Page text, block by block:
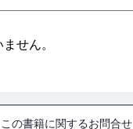
せん。
この書籍に関するお問合せ